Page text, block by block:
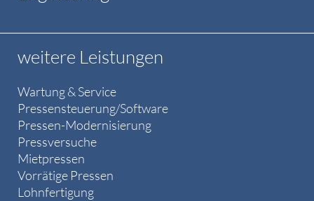
weitere Leistungen
Wartung & Service
Pressensteuerung/Software
Pressen-Modernisierung
Pressversuche
Mietpressen
Vorrätige Pressen
Lohnfertigung